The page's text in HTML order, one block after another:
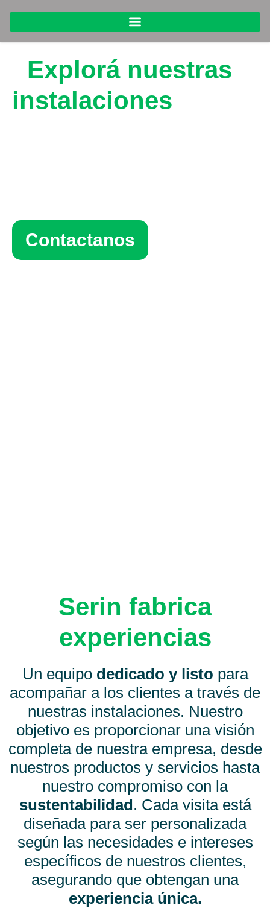
Explorá nuestras
instalaciones
Contactanos
Serin fabrica
experiencias
Un equipodedicado y listo para
acompañar a los clientes a través de
nuestras instalaciones. Nuestro
objetivo es proporcionar una visión
completa de nuestra empresa, desde
nuestros productos y servicios hasta
nuestro compromiso con la
sustentabilidad. Cada visita está
diseñada para ser personalizada
según las necesidades e intereses
específicos de nuestros clientes,
asegurando que obtengan una
experiencia única.